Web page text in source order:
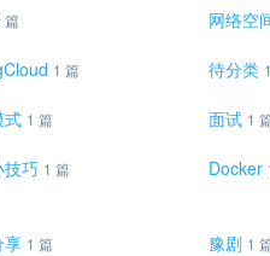
篇 网络空
1 篇 待分类
式 1 篇 面试 1
技巧 1 篇 Docker
享 1 篇 豫剧 1